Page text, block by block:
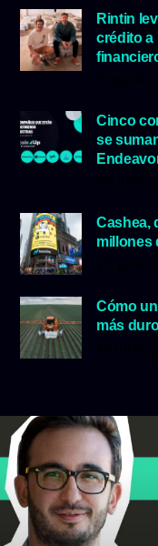
Rintin
crédito a
Cinco
se
Cashea,
millones
Cómo
más